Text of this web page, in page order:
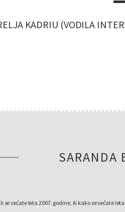
KADRIU (VODILA
SARANDA
se sećate leta 2007. godine, ili kako se sećate leta